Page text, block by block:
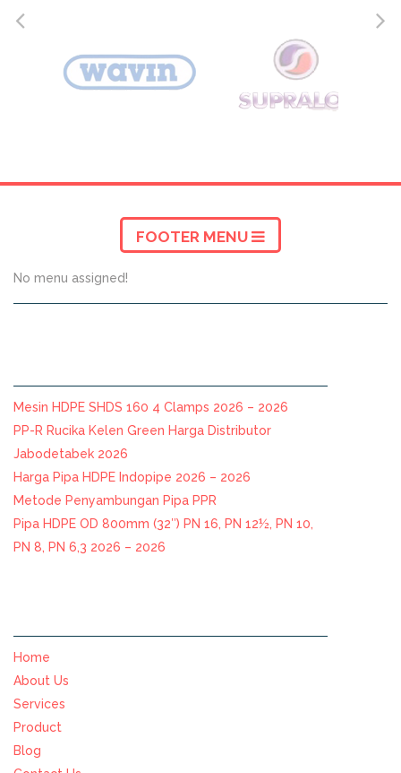
FOOTER MENU
No menu assigned!
Mesin HDPE SHDS 160 4 Clamps 2026 – 2026
PP-R Rucika Kelen Green Harga Distributor
Jabodetabek 2026
Harga Pipa HDPE Indopipe 2026 – 2026
Metode Penyambungan Pipa PPR
Pipa HDPE OD 800mm (32″) PN 16, PN 12½, PN 10,
PN 8, PN 6,3 2026 – 2026
Home
About Us
Services
Product
Blog